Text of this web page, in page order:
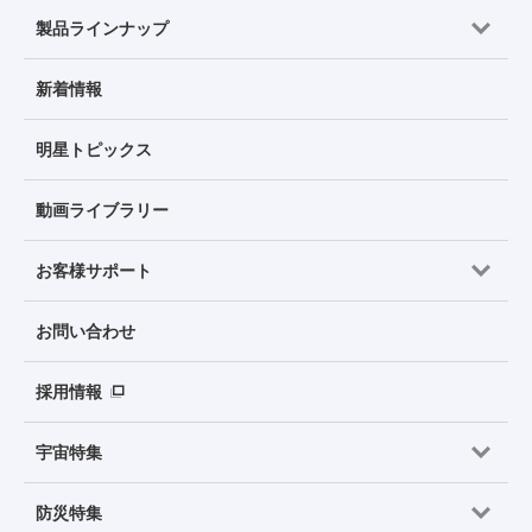
製品ラインナップ
新着情報
明星トピックス
動画ライブラリー
お客様サポート
お問い合わせ
採用情報
宇宙特集
防災特集